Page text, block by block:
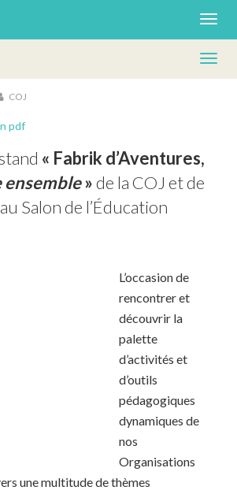
COJ
COJ
pdf
» de la COJ et de
Salon de l’Éducation
L’occasion de
rencontrer et
découvrir la
palette
d’activités et
d’outils
pédagogiques
dynamiques de
nos
Organisations
une multitude de thèmes